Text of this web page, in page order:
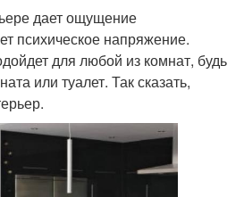
дает ощущение
психическое напряжение.
для любой из комнат, будь
или туалет. Так сказать,